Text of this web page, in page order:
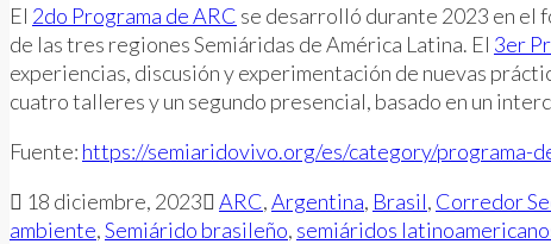
El 2do Programa de ARC se desarrolló durante 2023 en
de las tres regiones Semiáridas de América Latina. El 3er
experiencias, discusión y experimentación de nuevas
cuatro talleres y un segundo presencial, basado en un
Fuente: https://semiaridovivo.org/es/category/programa-
18 diciembre, 2023
ARC,Argentina, Brasil, Corredor
ambiente,Semiárido brasileño, semiáridos